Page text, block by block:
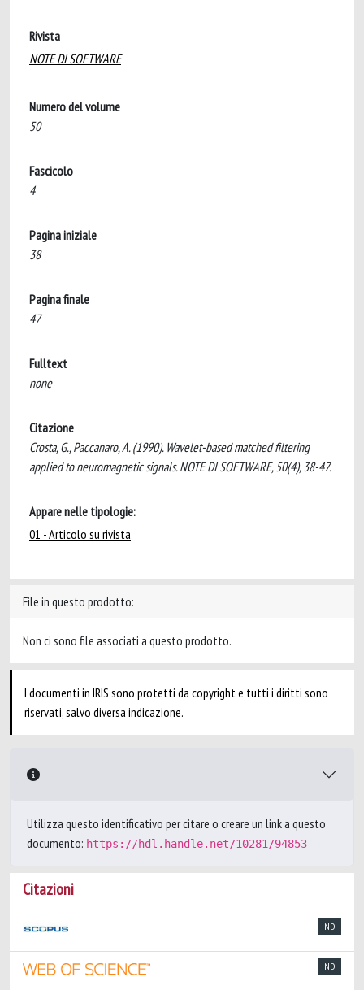
Rivista
NOTE DI SOFTWARE
Numero del volume
50
Fascicolo
4
Pagina iniziale
38
Pagina finale
47
Fulltext
none
Citazione
Crosta, G., Paccanaro, A. (1990). Wavelet-based matched filtering
applied to neuromagnetic signals. NOTE DI SOFTWARE, 50(4), 38-47.
Appare nelle tipologie:
01 - Articolo su rivista
File in questo prodotto:
Non ci sono file associati a questo prodotto.
I documenti in IRIS sono protetti da copyright e tutti i diritti sono
riservati, salvo diversa indicazione.
Utilizza questo identificativo per citare o creare un link a questo
documento: https://hdl.handle.net/10281/94853
Citazioni
ND
ND